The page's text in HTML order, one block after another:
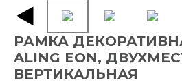
РАМКА
ALING EON,
ВЕРТИКАЛЬНАЯ